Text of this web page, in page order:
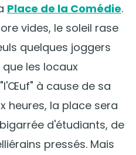
Place de la Comédie.
vides, le soleil rase
quelques joggers
les locaux
à cause de sa
heures, la place sera
d'étudiants, de
pressés. Mais